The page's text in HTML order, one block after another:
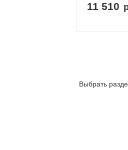
11 510
Выбрать